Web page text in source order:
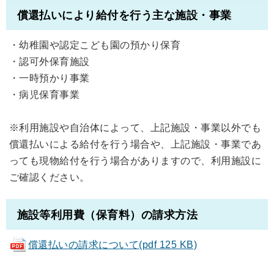
償還払いにより給付を行う主な施設・事業
・幼稚園や認定こども園の預かり保育
・認可外保育施設
・一時預かり事業
・病児保育事業
※利用施設や自治体によって、上記施設・事業以外でも
償還払いによる給付を行う場合や、上記施設・事業であ
っても現物給付を行う場合がありますので、利用施設に
ご確認ください。
施設等利用費（保育料）の請求方法
償還払いの請求について(pdf 125 KB)